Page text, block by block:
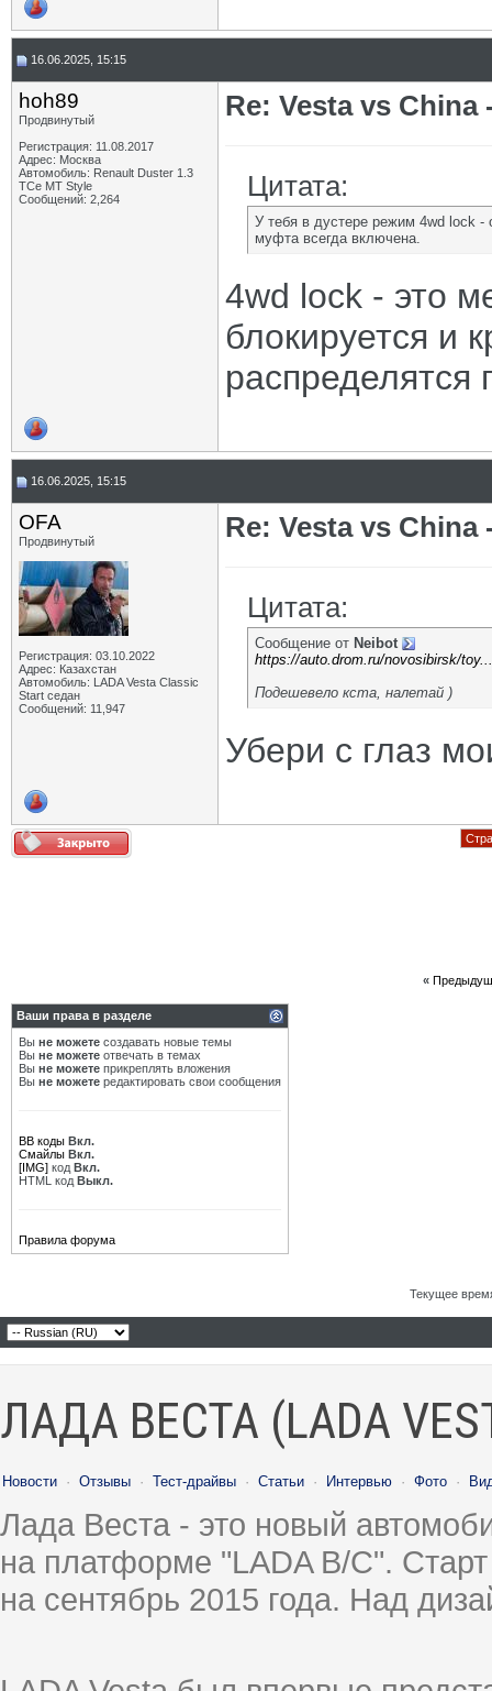
16.06.2025, 15:15
hoh89
Продвинутый
Регистрация: 11.08.2017
Адрес: Москва
Автомобиль: Renault Duster 1.3
TCe MT Style
Сообщений: 2,264
Re: Vesta vs China
Цитата:
У тебя в дустере режим 4wd lock -
муфта всегда включена.
4wd lock - это
блокируется и
распределятся
16.06.2025, 15:15
OFA
Продвинутый
Регистрация: 03.10.2022
Адрес: Казахстан
Автомобиль: LADA Vesta Classic
Start седан
Сообщений: 11,947
Re: Vesta vs China
Цитата:
Сообщение от Neibot
https://auto.drom.ru/novosibirsk/
Подешевело кста, налетай )
Убери с глаз
«
Ваши права в разделе
Вы не можете создавать новые темы
Вы не можете отвечать в темах
Вы не можете прикреплять вложения
Вы не можете редактировать свои сообщения
BB коды Вкл.
Смайлы Вкл.
[IMG] код Вкл.
HTML код Выкл.
Правила форума
Текущее
ЛАДА ВЕСТА (LADA
Новости · Отзывы · Тест-драйвы · Статьи · Интервью · Фото ·
Лада Веста - это новый
на платформе "LADA B/C".
на сентябрь 2015 года. Над